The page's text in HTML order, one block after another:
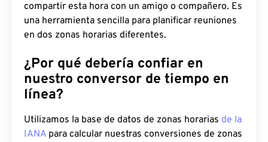
compartir esta hora con un amigo o compañero. Es
una herramienta sencilla para planificar reuniones
en dos zonas horarias diferentes.
¿Por qué debería confiar en
nuestro conversor de tiempo en
línea?
Utilizamos la base de datos de zonas horarias de la
IANA para calcular nuestras conversiones de zonas